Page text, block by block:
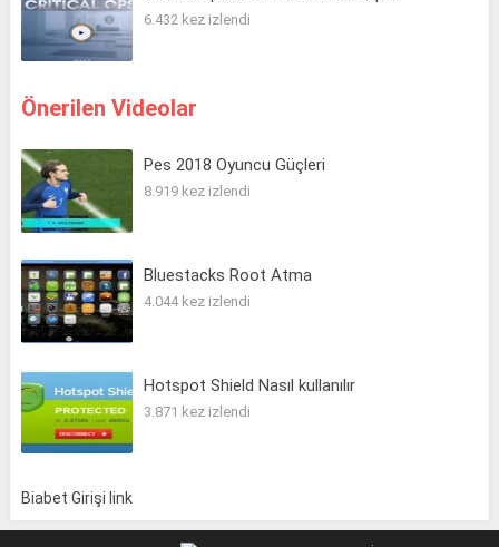
6.432 kez izlendi
Önerilen Videolar
Pes 2018 Oyuncu Güçleri
8.919 kez izlendi
Bluestacks Root Atma
4.044 kez izlendi
Hotspot Shield Nasıl kullanılır
3.871 kez izlendi
Biabet Girişi link